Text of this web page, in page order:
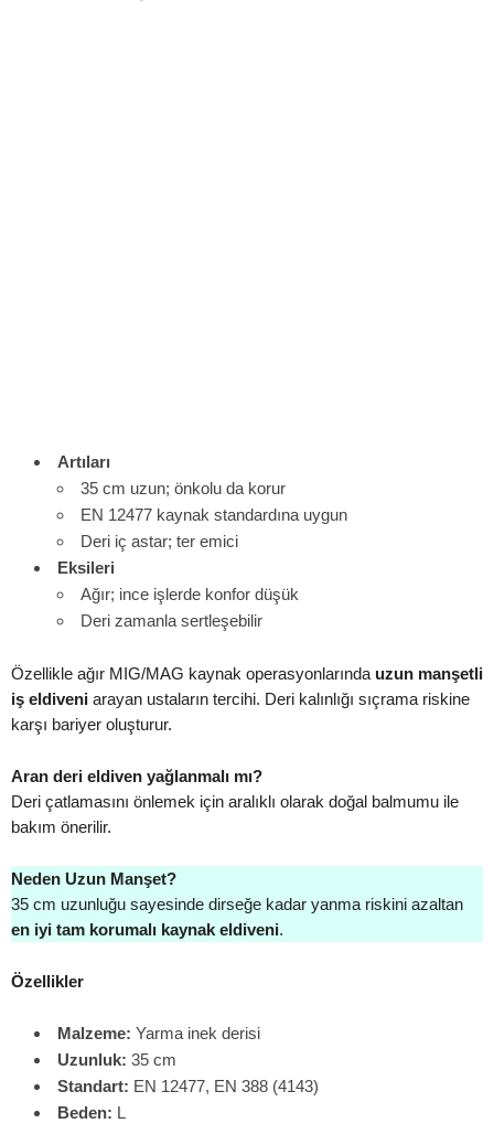
Artıları
35 cm uzun; önkolu da korur
EN 12477 kaynak standardına uygun
Deri iç astar; ter emici
Eksileri
Ağır; ince işlerde konfor düşük
Deri zamanla sertleşebilir
Özellikle ağır MIG/MAG kaynak operasyonlarında uzun manşetli
iş eldiveni arayan ustaların tercihi. Deri kalınlığı sıçrama riskine
karşı bariyer oluşturur.
Aran deri eldiven yağlanmalı mı?
Deri çatlamasını önlemek için aralıklı olarak doğal balmumu ile
bakım önerilir.
Neden Uzun Manşet?
35 cm uzunluğu sayesinde dirseğe kadar yanma riskini azaltan
en iyi tam korumalı kaynak eldiveni.
Özellikler
Malzeme: Yarma inek derisi
Uzunluk: 35 cm
Standart: EN 12477, EN 388 (4143)
Beden: L